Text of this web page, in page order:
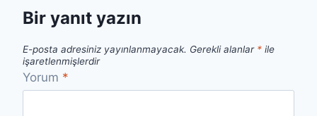
Bir yanıt yazın
E-posta adresiniz yayınlanmayacak. Gerekli alanlar * ile
işaretlenmişlerdir
Yorum *